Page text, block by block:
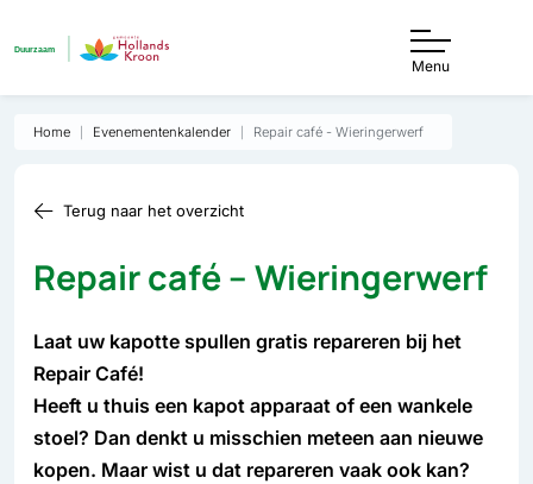
Menu
Home Evenementenkalender Repair café - Wieringerwerf
Terug naar het overzicht
Repair café – Wieringerwerf
Laat uw kapotte spullen gratis repareren bij het
Repair Café!
Heeft u thuis een kapot apparaat of een wankele
stoel? Dan denkt u misschien meteen aan nieuwe
kopen. Maar wist u dat repareren vaak ook kan?